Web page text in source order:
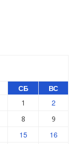
СБ ВС
1 2
8 9
15
16